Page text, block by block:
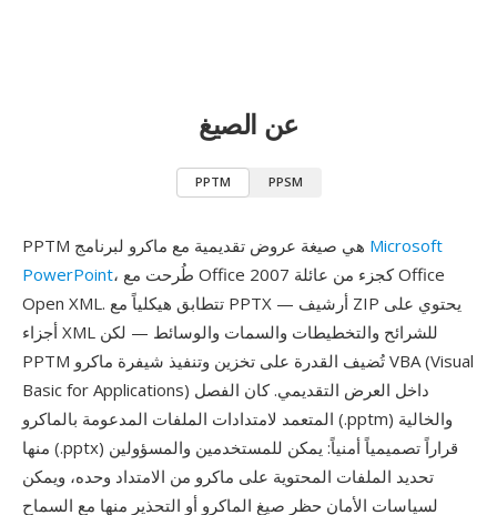
عن الصيغ
PPTM PPSM
Microsoft
PowerPoint، طُرحت مع Office 2007 كجزء من عائلة Office
Open XML. تتطابق هيكلياً مع PPTX — أرشيف ZIP يحتوي على
أجزاء XML للشرائح والتخطيطات والسمات والوسائط — لكن
PPTM تُضيف القدرة على تخزين وتنفيذ شيفرة ماكرو VBA (Visual
Basic for Applications) داخل العرض التقديمي. كان الفصل
المتعمد لامتدادات الملفات المدعومة بالماكرو (.pptm) والخالية
منها (.pptx) قراراً تصميمياً أمنياً: يمكن للمستخدمين والمسؤولين
تحديد الملفات المحتوية على ماكرو من الامتداد وحده، ويمكن
لسياسات الأمان حظر صيغ الماكرو أو التحذير منها مع السماح